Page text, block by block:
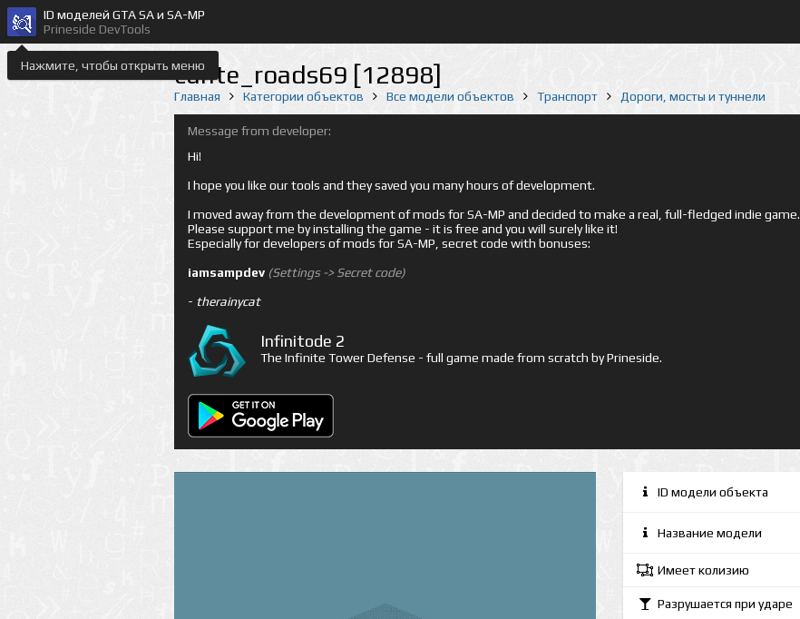
Нажмите, чтобы открыть меню
ID моделей GTA SA и SA-MP
Prineside DevTools
cunte_roads69 [12898]
Главная Категории объектов Все модели объектов Транспорт Дороги, мосты и туннели
Message from developer:
Hi!
I hope you like our tools and they saved you many hours of development.
I moved away from the development of mods for SA-MP and decided to make a real, full-fledged indie game.
Please support me by installing the game - it is free and you will surely like it!
Especially for developers of mods for SA-MP, secret code with bonuses:
iamsampdev (Settings -> Secret code)
- therainycat
Infinitode 2
The Infinite Tower Defense - full game made from scratch by Prineside.
ID модели объекта
Название модели
Имеет колизию
Разрушается при ударе